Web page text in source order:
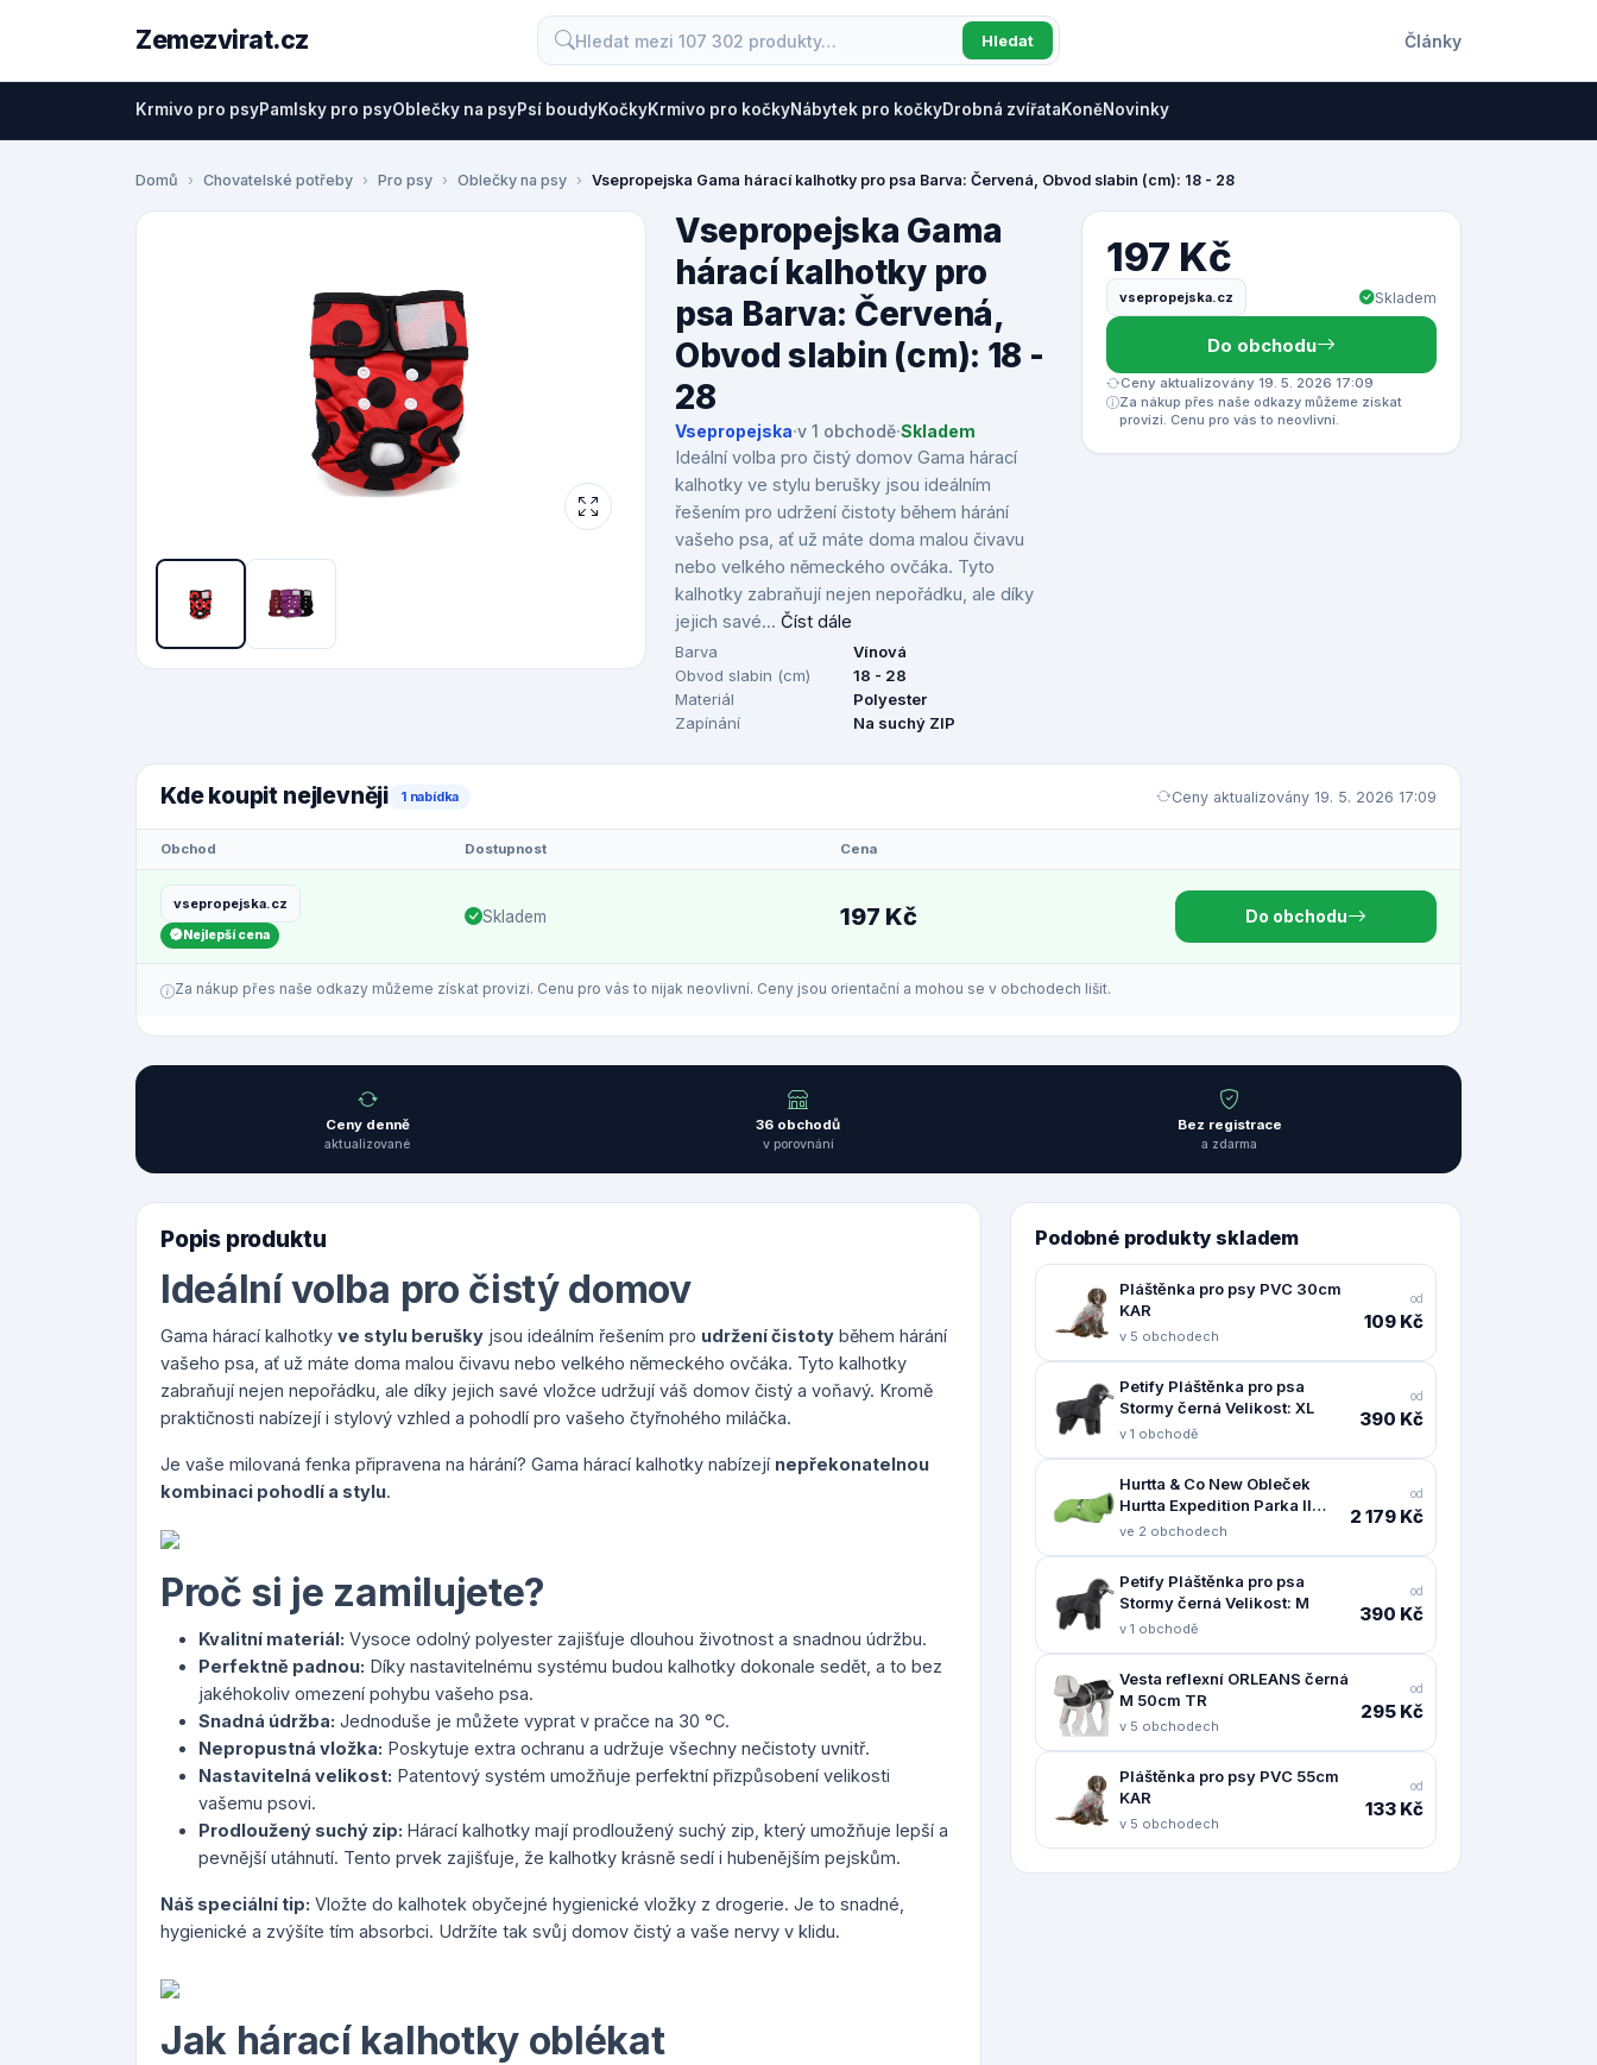
Zemezvirat.cz Hledat Články
Krmivo pro psyPamlsky pro psyOblečky na psyPsí boudyKočkyKrmivo pro kočkyNábytek pro kočkyDrobná zvířataKoněNovinky
Domů Chovatelské potřeby Pro psy Oblečky na psy Vsepropejska Gama hárací kalhotky pro psa Barva: Červená, Obvod slabin (cm): 18 - 28
Vsepropejska Gama
hárací kalhotky pro
psa Barva: Červená,
Obvod slabin (cm): 18 -
28
Vsepropejska·v 1 obchodě·Skladem
Ideální volba pro čistý domov Gama hárací
kalhotky ve stylu berušky jsou ideálním
řešením pro udržení čistoty během hárání
vašeho psa, ať už máte doma malou čivavu
nebo velkého německého ovčáka. Tyto
kalhotky zabraňují nejen nepořádku, ale díky
jejich savé... Číst dále
Barva
Vínová
Obvod slabin (cm)
18 - 28
Materiál
Polyester
Zapínání
Na suchý ZIP
197 Kč
vsepropejska.cz Skladem
Do obchodu
Ceny aktualizovány 19. 5. 2026 17:09
Za nákup přes naše odkazy můžeme získat
provizi. Cenu pro vás to neovlivní.
Kde koupit nejlevněji 1 nabídka Ceny aktualizovány 19. 5. 2026 17:09
Obchod Dostupnost Cena
vsepropejska.cz
Nejlepší cena
Skladem 197 Kč Do obchodu
Za nákup přes naše odkazy můžeme získat provizi. Cenu pro vás to nijak neovlivní. Ceny jsou orientační a mohou se v obchodech lišit.
Ceny denně
aktualizované
36 obchodů
v porovnání
Bez registrace
a zdarma
Popis produktu
Ideální volba pro čistý domov
Gama hárací kalhotky ve stylu berušky jsou ideálním řešením pro udržení čistoty během hárání
vašeho psa, ať už máte doma malou čivavu nebo velkého německého ovčáka. Tyto kalhotky
zabraňují nejen nepořádku, ale díky jejich savé vložce udržují váš domov čistý a voňavý. Kromě
praktičnosti nabízejí i stylový vzhled a pohodlí pro vašeho čtyřnohého miláčka.
Je vaše milovaná fenka připravena na hárání? Gama hárací kalhotky nabízejí nepřekonatelnou
kombinaci pohodlí a stylu.
Proč si je zamilujete?
Kvalitní materiál: Vysoce odolný polyester zajišťuje dlouhou životnost a snadnou údržbu.
Perfektně padnou: Díky nastavitelnému systému budou kalhotky dokonale sedět, a to bez
jakéhokoliv omezení pohybu vašeho psa.
Snadná údržba: Jednoduše je můžete vyprat v pračce na 30 °C.
Nepropustná vložka: Poskytuje extra ochranu a udržuje všechny nečistoty uvnitř.
Nastavitelná velikost: Patentový systém umožňuje perfektní přizpůsobení velikosti
vašemu psovi.
Prodloužený suchý zip: Hárací kalhotky mají prodloužený suchý zip, který umožňuje lepší a
pevnější utáhnutí. Tento prvek zajišťuje, že kalhotky krásně sedí i hubenějším pejskům.
Náš speciální tip: Vložte do kalhotek obyčejné hygienické vložky z drogerie. Je to snadné,
hygienické a zvýšíte tím absorbci. Udržíte tak svůj domov čistý a vaše nervy v klidu.
Jak hárací kalhotky oblékat
Podobné produkty skladem
Pláštěnka pro psy PVC 30cm
KAR
v 5 obchodech
od
109 Kč
Petify Pláštěnka pro psa
Stormy černá Velikost: XL
v 1 obchodě
od
390 Kč
Hurtta & Co New Obleček
Hurtta Expedition Parka II
petrželový 55
ve 2 obchodech
od
2 179 Kč
Petify Pláštěnka pro psa
Stormy černá Velikost: M
v 1 obchodě
od
390 Kč
Vesta reflexní ORLEANS černá
M 50cm TR
v 5 obchodech
od
295 Kč
Pláštěnka pro psy PVC 55cm
KAR
v 5 obchodech
od
133 Kč